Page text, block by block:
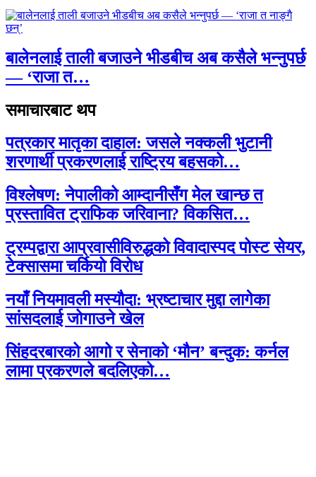
बालेनलाई ताली बजाउने भीडबीच अब कसैले भन्नुपर्छ
— ‘राजा त…
समाचारबाट थप
पत्रकार मातृका दाहाल: जसले नक्कली भुटानी
शरणार्थी प्रकरणलाई राष्ट्रिय बहसको…
विश्लेषण: नेपालीको आम्दानीसँग मेल खान्छ त
प्रस्तावित ट्राफिक जरिवाना? विकसित…
ट्रम्पद्वारा आप्रवासीविरुद्धको विवादास्पद पोस्ट सेयर,
टेक्सासमा चर्कियो विरोध
नयाँ नियमावली मस्यौदा: भ्रष्टाचार मुद्दा लागेका
सांसदलाई जोगाउने खेल
सिंहदरबारको आगो र सेनाको ‘मौन’ बन्दुक: कर्नल
लामा प्रकरणले बदलिएको…